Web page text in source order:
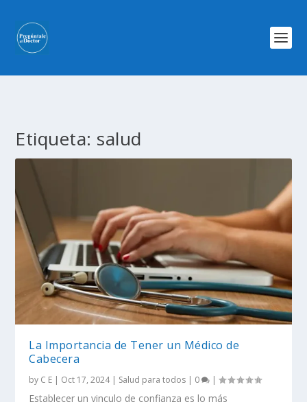
Etiqueta: salud
La Importancia de Tener un Médico de
Cabecera
by C E | Oct 17, 2024| Salud para todos | 0 |
Establecer un vinculo de confianza es lo más